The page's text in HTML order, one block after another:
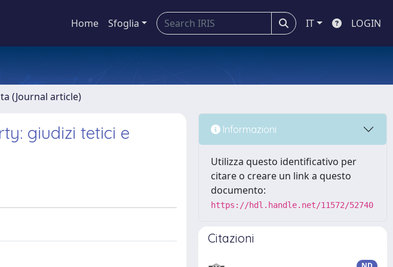
Home Sfoglia IT LOGIN
(Journal article)
giudizi tetici e
Informazioni
Utilizza questo identificativo per
citare o creare un link a questo
documento:
https://hdl.handle.net/11572/52740
Citazioni